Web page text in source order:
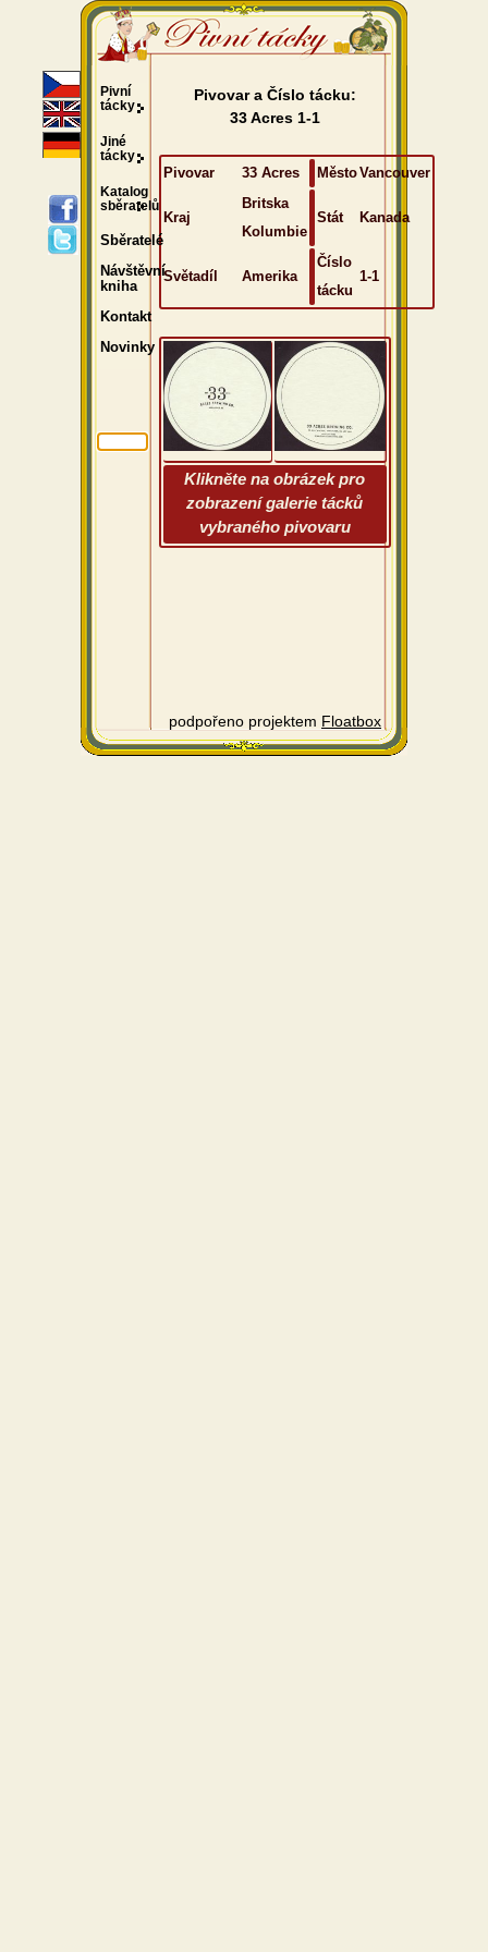
Pivovar a Číslo tácku:
33 Acres 1-1
Pivovar 33 Acres MěstoVancouver
Kraj
Britska
Kolumbie
Stát Kanada
Světadíl Amerika
Číslo
tácku
1-1
Klikněte na obrázek pro
zobrazení galerie tácků
vybraného pivovaru
podpořeno projektem Floatbox
Pivní
tácky
Jiné
tácky
Katalog
sběratelů
Sběratelé
Návštěvní
kniha
Kontakt
Novinky